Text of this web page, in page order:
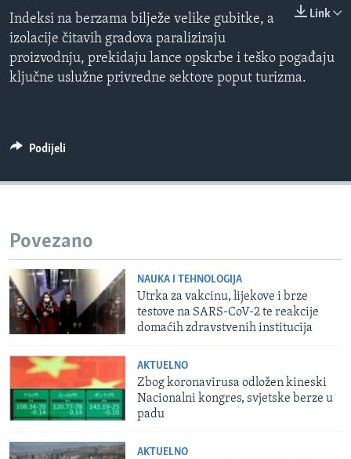
MAGAZIN
O GLASU AMERIKE
Learning English
Link
Indeksi na berzama bilježe velike gubitke, a
izolacije čitavih gradova paraliziraju
proizvodnju, prekidaju lance opskrbe i teško pogađaju
ključne uslužne privredne sektore poput turizma.
Podijeli
Povezano
NAUKA I TEHNOLOGIJA
Utrka za vakcinu, lijekove i brze
testove na SARS-CoV-2 te reakcije
domaćih zdravstvenih institucija
AKTUELNO
Zbog koronavirusa odložen kineski
Nacionalni kongres, svjetske berze u
padu
AKTUELNO